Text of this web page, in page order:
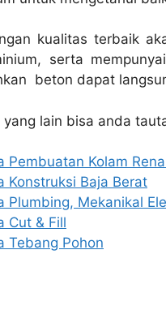
kualitas terbaik
serta
beton dapat
yang lain bisa anda
Pembuatan Kolam
Konstruksi Baja Berat
Plumbing, Mekanikal
Cut & Fill
Tebang Pohon